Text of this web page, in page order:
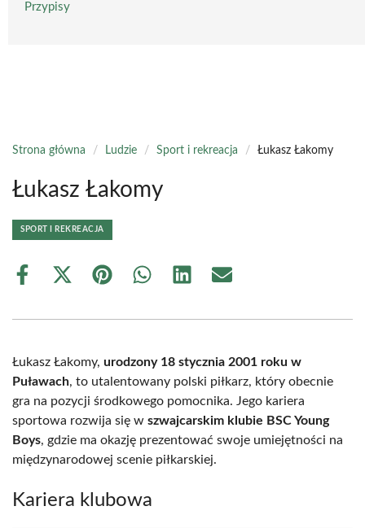
Przypisy
Strona główna / Ludzie / Sport i rekreacja / Łukasz Łakomy
Łukasz Łakomy
SPORT I REKREACJA
Share
Share
(Twitter)
Share Share Share Share
Łukasz Łakomy, urodzony 18 stycznia 2001 roku w
Puławach, to utalentowany polski piłkarz, który obecnie
gra na pozycji środkowego pomocnika. Jego kariera
sportowa rozwija się w szwajcarskim klubie BSC Young
Boys, gdzie ma okazję prezentować swoje umiejętności na
międzynarodowej scenie piłkarskiej.
Kariera klubowa